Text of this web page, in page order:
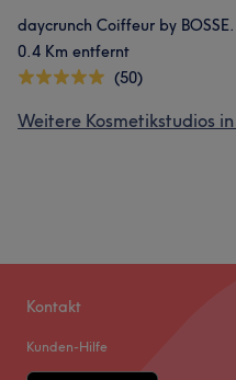
daycrunch Coiffeur by BOSSE.
0.4 Km entfernt
(50)
Weitere Kosmetikstudios
Kontakt
Kunden-Hilfe